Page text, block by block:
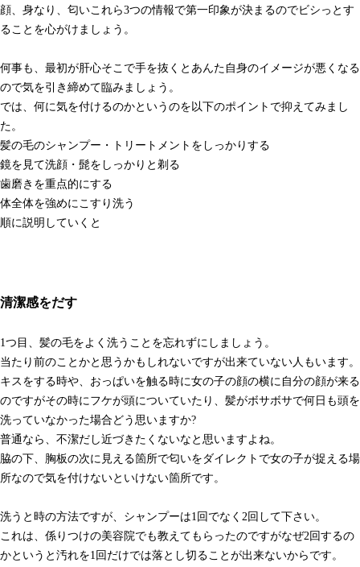
顔、身なり、匂いこれら3つの情報で第一印象が決まるのでビシっとす
ることを心がけましょう。
何事も、最初が肝心そこで手を抜くとあんた自身のイメージが悪くなる
ので気を引き締めて臨みましょう。
では、何に気を付けるのかというのを以下のポイントで抑えてみまし
た。
髪の毛のシャンプー・トリートメントをしっかりする
鏡を見て洗顔・髭をしっかりと剃る
歯磨きを重点的にする
体全体を強めにこすり洗う
順に説明していくと
清潔感をだす
1つ目、髪の毛をよく洗うことを忘れずにしましょう。
当たり前のことかと思うかもしれないですが出来ていない人もいます。
キスをする時や、おっぱいを触る時に女の子の顔の横に自分の顔が来る
のですがその時にフケが頭についていたり、髪がボサボサで何日も頭を
洗っていなかった場合どう思いますか?
普通なら、不潔だし近づきたくないなと思いますよね。
脇の下、胸板の次に見える箇所で匂いをダイレクトで女の子が捉える場
所なので気を付けないといけない箇所です。
洗うと時の方法ですが、シャンプーは1回でなく2回して下さい。
これは、係りつけの美容院でも教えてもらったのですがなぜ2回するの
かというと汚れを1回だけでは落とし切ることが出来ないからです。